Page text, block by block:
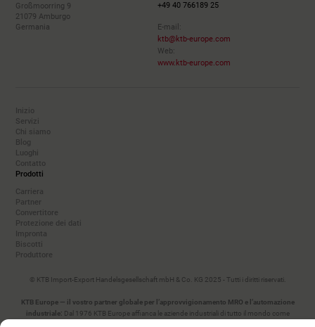
Großmoorring 9
21079 Amburgo
Germania
+49 40 766189 25
E-mail:
ktb@ktb-europe.com
Web:
www.ktb-europe.com
Inizio
Servizi
Chi siamo
Blog
Luoghi
Contatto
Prodotti
Carriera
Partner
Convertitore
Protezione dei dati
Impronta
Biscotti
Produttore
© KTB Import-Export Handelsgesellschaft mbH & Co. KG 2025 - Tutti i diritti riservati.
KTB Europe — il vostro partner globale per l’approvvigionamento MRO e l’automazione
industriale: Dal 1976 KTB Europe affianca le aziende industriali di tutto il mondo come